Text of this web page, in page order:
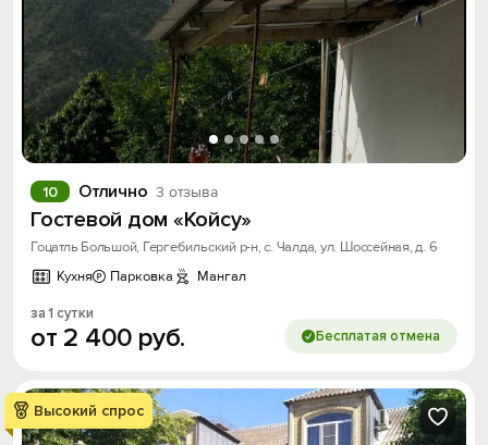
Отлично 3 отзыва
10
Гостевой дом «Койсу»
Гоцатль Большой, Гергебильский р-н, с. Чалда, ул. Шоссейная, д. 6
Кухня
Парковка Мангал
за 1 сутки
от 2 400 руб. Бесплатая отмена
Высокий спрос